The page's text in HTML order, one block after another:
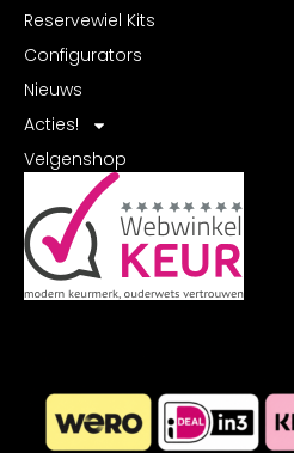
Reservewiel Kits
Configurators
Nieuws
Acties!
Velgenshop